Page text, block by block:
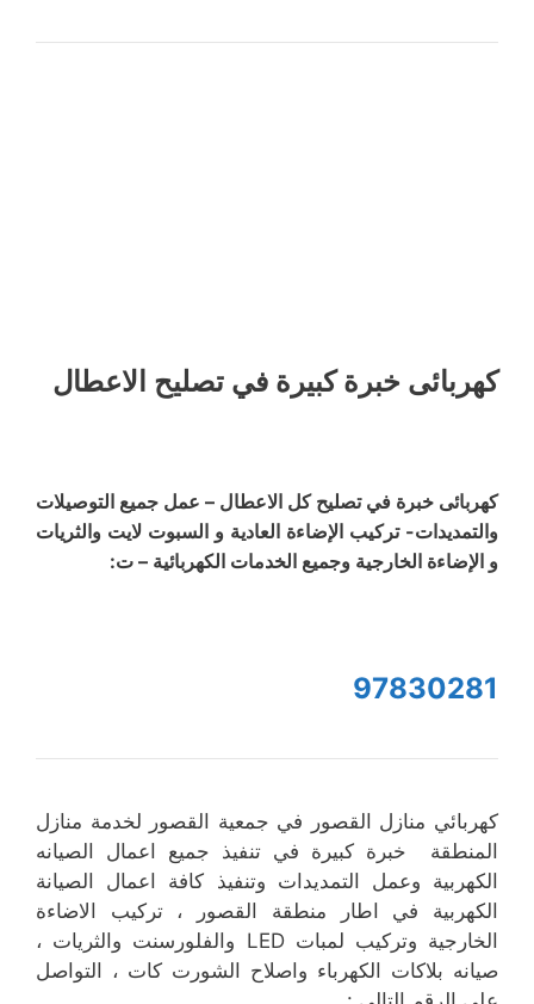
كهربائى خبرة كبيرة في تصليح الاعطال
كهربائى خبرة في تصليح كل الاعطال – عمل جميع التوصيلات
والتمديدات- تركيب الإضاءة العادية و السبوت لايت والثريات
و الإضاءة الخارجية وجميع الخدمات الكهربائية – ت:
97830281
كهربائي منازل القصور في جمعية القصور لخدمة منازل
المنطقة خبرة كبيرة في تنفيذ جميع اعمال الصيانه
الكهربية وعمل التمديدات وتنفيذ كافة اعمال الصيانة
الكهربية في اطار منطقة القصور ، تركيب الاضاءة
الخارجية وتركيب لمبات LED والفلورسنت والثريات ،
صيانه بلاكات الكهرباء واصلاح الشورت كات ، التواصل